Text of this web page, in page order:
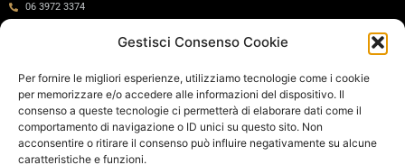
Gestisci Consenso Cookie
Per fornire le migliori esperienze, utilizziamo tecnologie come i cookie
per memorizzare e/o accedere alle informazioni del dispositivo. Il
consenso a queste tecnologie ci permetterà di elaborare dati come il
comportamento di navigazione o ID unici su questo sito. Non
acconsentire o ritirare il consenso può influire negativamente su alcune
caratteristiche e funzioni.
06 3972 3374
Via Ottaviano 24 - 00192 Roma
06 575 8821